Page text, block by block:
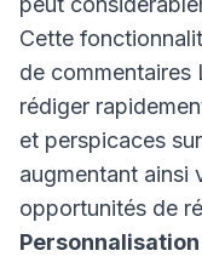
Cette
de commentaires
rédiger
et perspicaces
augmentant ainsi
opportunités de
Personnalisation